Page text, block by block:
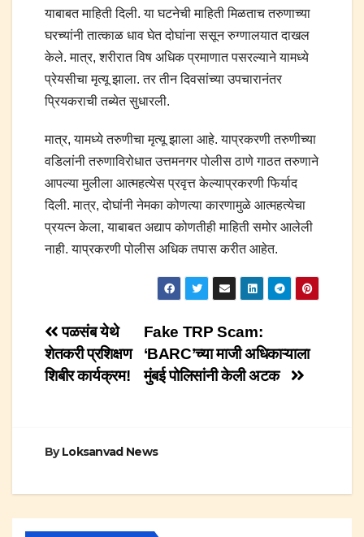
याबाबत माहिती दिली. या घटनेची माहिती मिळताच तरुणाच्या
घरच्यांनी तात्काळ धाव घेत दोघांना ससून रुग्णालयात दाखल
केले. मात्र, शरीरात विष अधिक प्रमाणात पसरल्याने यामध्ये
प्रेयसीचा मृत्यू झाला. तर तीन दिवसांच्या उपचारानंतर
प्रियकराची तब्येत सुधारली.
मात्र, यामध्ये तरुणीचा मृत्यू झाला आहे. याप्रकरणी तरुणीच्या
वडिलांनी तरुणाविरोधात उत्तमनगर पोलीस ठाणे गाठत तरुणाने
आपल्या मुलीला आत्महत्येस प्रवृत्त केल्याप्रकरणी फिर्याद
दिली. मात्र, दोघांनी नेमका कोणत्या कारणामुळे आत्महत्येचा
प्रयत्न केला, याबाबत अद्याप कोणतीही माहिती समोर आलेली
नाही. याप्रकरणी पोलीस अधिक तपास करीत आहेत.
Post
navigation
Fake TRP Scam:
‘BARC’च्या माजी अधिकाऱ्याला
मुंबई पोलिसांनी केली अटक
पळसंब येथे
शेतकरी प्रशिक्षण
शिबीर कार्यक्रम!
ByLoksanvad News